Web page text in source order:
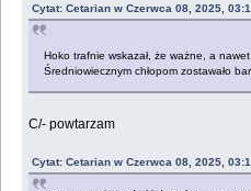
Cytat: Cetarian w Czerwca 08, 2025,
Hoko trafnie wskazał, że ważne, a
Średniowiecznym chłopom zostawało
C/- powtarzam
Cytat: Cetarian w Czerwca 08, 2025,